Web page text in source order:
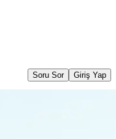
Soru Sor Giriş Yap